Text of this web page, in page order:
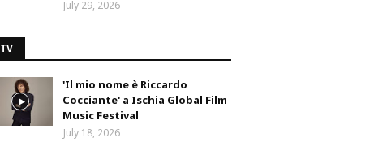
July 29, 2026
TV
'Il mio nome è Riccardo
Cocciante' a Ischia Global Film
Music Festival
July 18, 2026